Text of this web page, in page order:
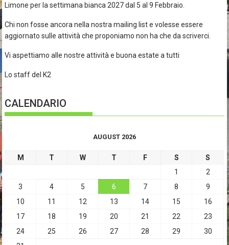
Limone per la settimana bianca 2027 dal 5 al 9 Febbraio.
Chi non fosse ancora nella nostra mailing list e volesse essere
aggiornato sulle attività che proponiamo non ha che da scriverci.
Vi aspettiamo alle nostre attività e buona estate a tutti
Lo staff del K2
CALENDARIO
AUGUST 2026
M T W T F S
S
1
2
3
4 5 6 7 8
9
10
11 12 13 14 15
16
17
18 19 20 21 22
23
24
25 26 27 28 29
30